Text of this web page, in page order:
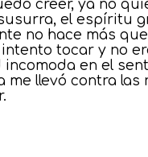
creer, ya no
el espíritu
no hace más
tocar y no
en el
me llevó contra